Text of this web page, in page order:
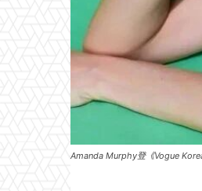
Amanda Murphy登《Vogue